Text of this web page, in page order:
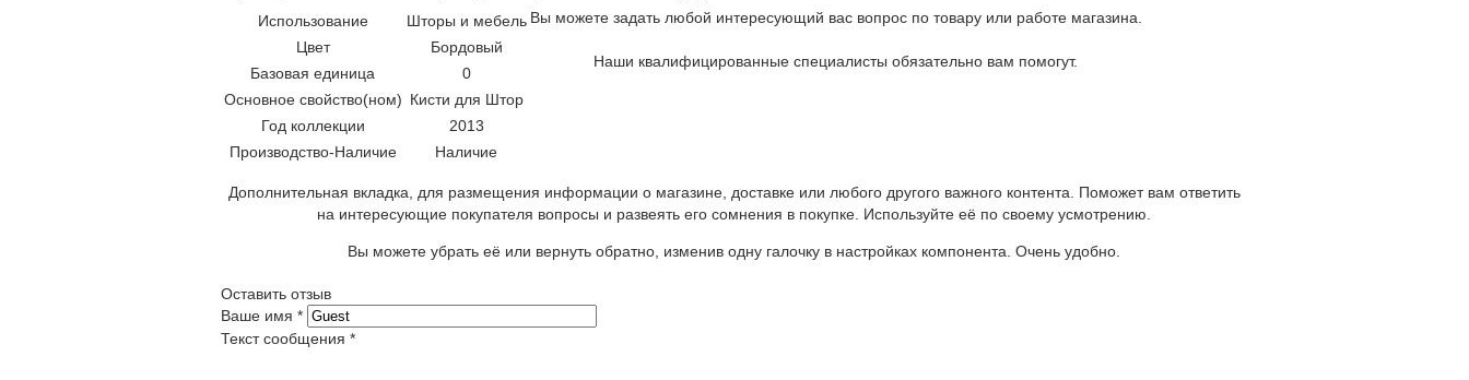
Использование
Шторы и мебель
Цвет
Бордовый
Базовая единица
0
Основное свойство(ном) Кисти для Штор
Год коллекции
2013
Производство-Наличие
Наличие
Вы можете задать любой интересующий вас вопрос по товару или работе магазина.
Наши квалифицированные специалисты обязательно вам помогут.
Дополнительная вкладка, для размещения информации о магазине, доставке или любого другого важного контента. Поможет вам ответить
на интересующие покупателя вопросы и развеять его сомнения в покупке. Используйте её по своему усмотрению.
Вы можете убрать её или вернуть обратно, изменив одну галочку в настройках компонента. Очень удобно.
Оставить отзыв
Ваше имя *
Текст сообщения *